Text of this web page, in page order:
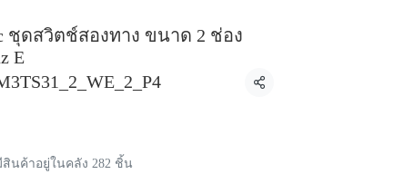
ชุดสวิตช์สองทาง ขนาด 2 ช่อง
E
แชร์
สินค้าอยู่ในคลัง 282 ชิ้น